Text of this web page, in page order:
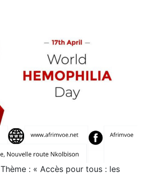
Thème : « Accès pour tous : les